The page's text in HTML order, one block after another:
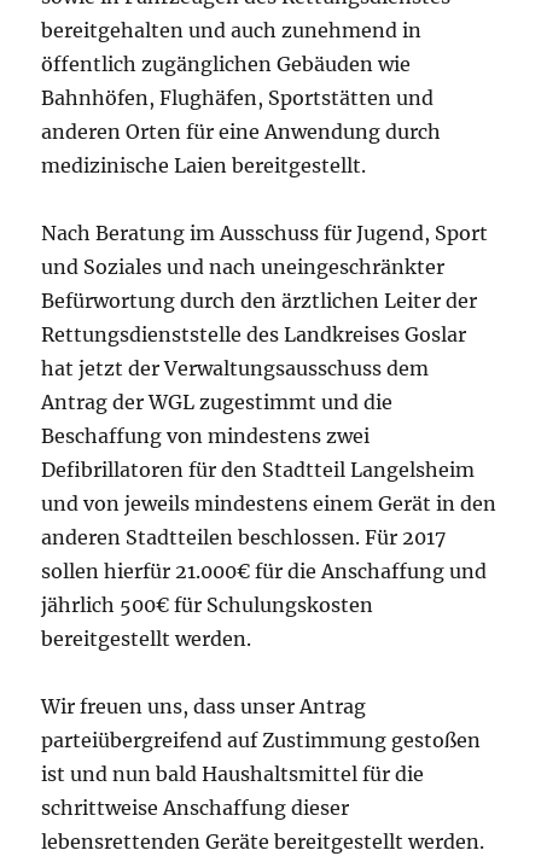
bereitgehalten und auch zunehmend in
öffentlich zugänglichen Gebäuden wie
Bahnhöfen, Flughäfen, Sportstätten und
anderen Orten für eine Anwendung durch
medizinische Laien bereitgestellt.
Nach Beratung im Ausschuss für Jugend, Sport
und Soziales und nach uneingeschränkter
Befürwortung durch den ärztlichen Leiter der
Rettungsdienststelle des Landkreises Goslar
hat jetzt der Verwaltungsausschuss dem
Antrag der WGL zugestimmt und die
Beschaffung von mindestens zwei
Defibrillatoren für den Stadtteil Langelsheim
und von jeweils mindestens einem Gerät in den
anderen Stadtteilen beschlossen. Für 2017
sollen hierfür 21.000€ für die Anschaffung und
jährlich 500€ für Schulungskosten
bereitgestellt werden.
Wir freuen uns, dass unser Antrag
parteiübergreifend auf Zustimmung gestoßen
ist und nun bald Haushaltsmittel für die
schrittweise Anschaffung dieser
lebensrettenden Geräte bereitgestellt werden.